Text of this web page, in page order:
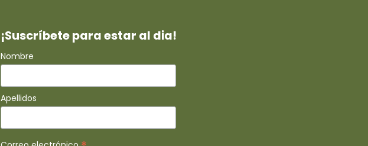
¡Suscríbete para estar al dia!
Nombre
Apellidos